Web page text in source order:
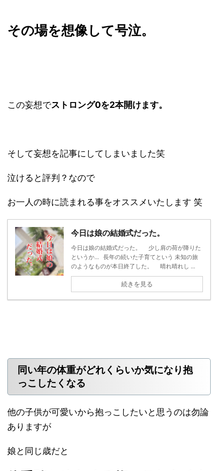
その場を想像して号泣。
この妄想でストロング0を2本開けます。
そして妄想を記事にしてしまいました笑
泣けると評判？なので
お一人の時に読まれる事をオススメいたします 笑
今日は娘の結婚式だった。
今日は娘の結婚式だった。 少し肩の荷が降りた
というか… 長年の続いた子育てという 未知の旅
のようなものが本日終了した。 晴れ晴れし ...
続きを見る
同い年の体重がどれくらいか気になり抱
っこしたくなる
他の子供が可愛いから抱っこしたいと思うのは勿論
ありますが
娘と同じ歳だと